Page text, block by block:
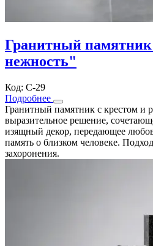
Гранитный
нежность"
Код: С-29
Подробнее
Гранитный памятник с крестом и
выразительное решение,
изящный декор, передающее
память о близком человеке.
захоронения.